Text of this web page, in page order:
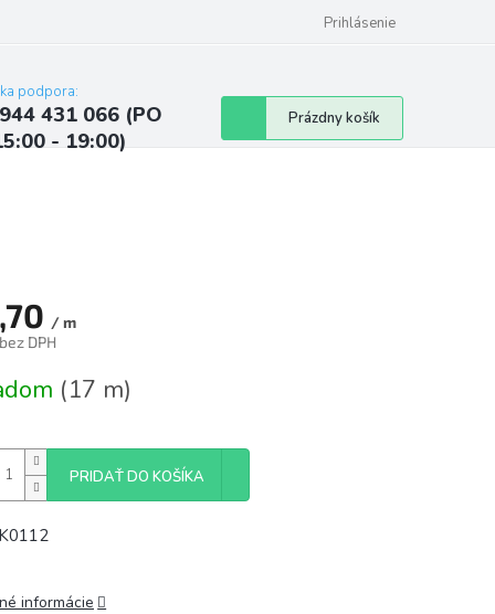
Najčastejšie otázky a odpovede
Prihlásenie
podpora:
431 066 (PO
- 19:00)
Nákupný
košík
Prázdny košík
/ m
DPH
(17 m)
PRIDAŤ DO KOŠÍKA
informácie